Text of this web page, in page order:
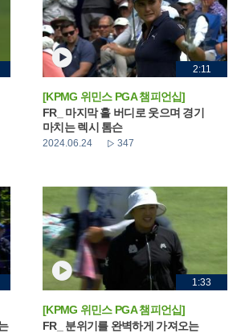
2:11
[KPMG 위민스 PGA 챔피언십]
FR_ 마지막 홀 버디로 웃으며 경기
마치는 렉시 톰슨
2024.06.24 347
1:33
[KPMG 위민스 PGA 챔피언십]
FR_ 분위기를 완벽하게 가져오는